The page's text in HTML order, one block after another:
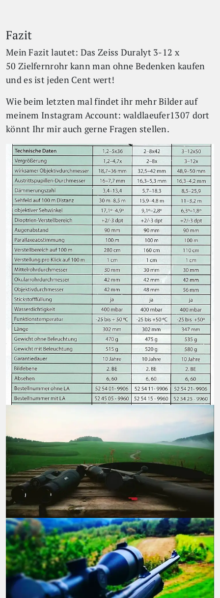
Fazit
Mein Fazit lautet: Das Zeiss Duralyt 3-12 x
50 Zielfernrohr kann man ohne Bedenken kaufen
und es ist jeden Cent wert!
Wie beim letzten mal findet ihr mehr Bilder auf
meinem Instagram Account: waldlaeufer1307 dort
könnt Ihr mir auch gerne Fragen stellen.